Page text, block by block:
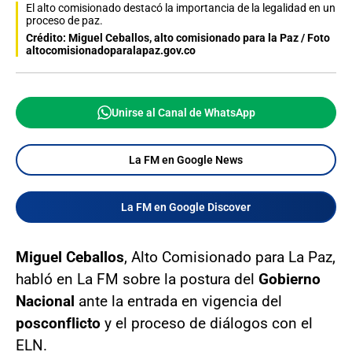
El alto comisionado destacó la importancia de la legalidad en un
proceso de paz.
Crédito: Miguel Ceballos, alto comisionado para la Paz / Foto
altocomisionadoparalapaz.gov.co
Unirse al Canal de WhatsApp
La FM en Google News
La FM en Google Discover
Miguel Ceballos, Alto Comisionado para La Paz,
habló en La FM sobre la postura del Gobierno
Nacional ante la entrada en vigencia del
posconflicto y el proceso de diálogos con el
ELN.